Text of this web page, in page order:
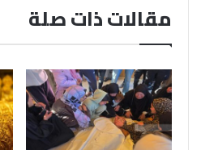
مقالات ذات صلة